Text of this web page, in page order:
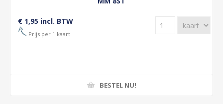
€ 1,95 incl. BTW
Prijs per 1 kaart
BESTEL NU!